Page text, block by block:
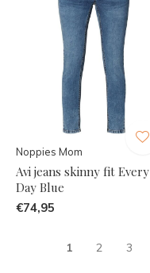
Noppies Mom
Avi jeans skinny fit Every
Day Blue
€74,95
1 2 3